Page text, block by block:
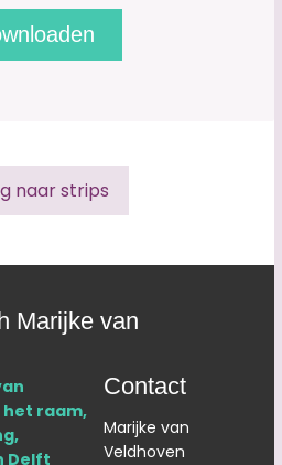
naar strips
Marijke van
Contact
Marijke van
Veldhoven